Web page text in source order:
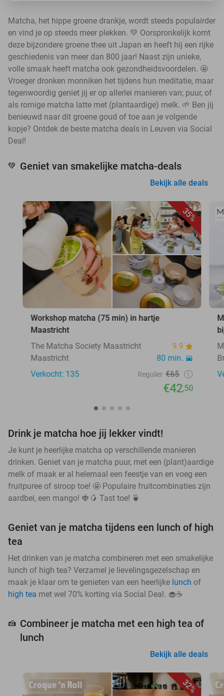
Matcha, het hippe groene drankje, wordt steeds populairder
en vind je op steeds meer plekken. 💚 Oorspronkelijk komt
deze bijzondere groene thee uit Japan en heeft hij een rijke
geschiedenis van meer dan 800 jaar! Naast zijn unieke,
volle smaak heeft matcha ook gezondheidsvoordelen. 🤩
Vroeger dronken monniken het tijdens hun meditatie, maar
tegenwoordig geniet jij er op allerlei manieren van; puur, of
als romige matcha latte met (plantaardige) melk. 🌱 Ben jij
benieuwd naar dit groene goud of toe aan je volgende
kopje? Ontdek de beste matcha deals in Leuven via Social
Deal!
💚 Geniet van smakelijke matcha-deals
Bekijk alle deals
35%
Workshop matcha (75 min) in hartje
Maastricht
The Matcha Society Maastricht
9.9
Maastricht
80 min.
Verkocht: 135
Regulier €65
€42,50
Drink je matcha hoe jij lekker vindt!
Je kunt je heerlijke matcha op verschillende manieren
drinken. Geniet van je matcha puur, met een (plant)aardige
melk of maak er al helemaal een feestje van en voeg een
fruitpuree of siroop toe! 🤩 Populaire fruitcombinaties zijn
aardbei, een mango! 🍓🥭 Tast toe! 🍵
Geniet van je matcha tijdens een lunch of high
tea
Het drinken van je matcha combineren met een smakelijke
lunch of high tea? Verzamel je lievelingsgezelschap en
maak je klaar om te genieten van een heerlijke lunch of
high tea met wel 70% korting via Social Deal. 🧁☕
🍰 Combineer je matcha met een high tea of
lunch
Bekijk alle deals
32%